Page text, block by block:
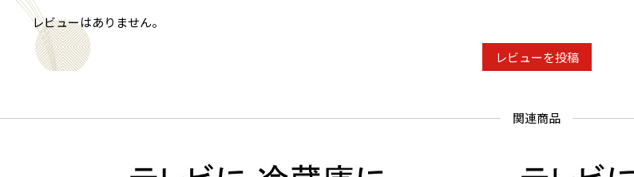
レビューはありません。
レビューを投稿
関連商品